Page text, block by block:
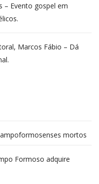
– Evento gospel em
Marcos Fábio – Dá
mortos
em desabamentos são
Formoso adquire